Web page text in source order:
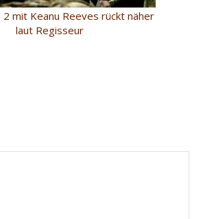
2 mit Keanu Reeves rückt näher
laut Regisseur